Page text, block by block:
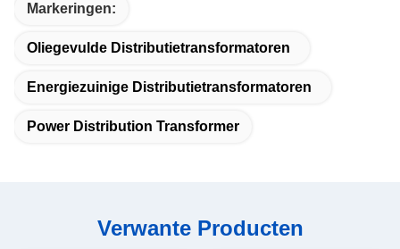
Markeringen:
Oliegevulde Distributietransformatoren
Energiezuinige Distributietransformatoren
Power Distribution Transformer
Verwante Producten